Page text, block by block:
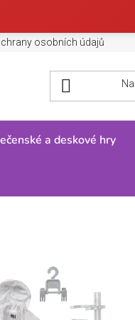
osobních údajů
a deskové hry